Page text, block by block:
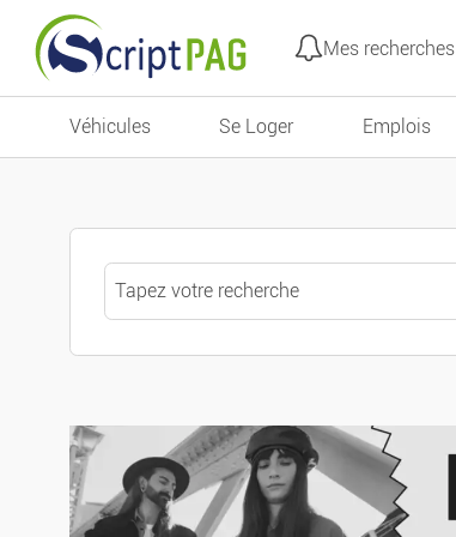
Mes recherches
Véhicules Se Loger Emplois
Tous les filtres
Type d'annonces
Recherche par mots clés